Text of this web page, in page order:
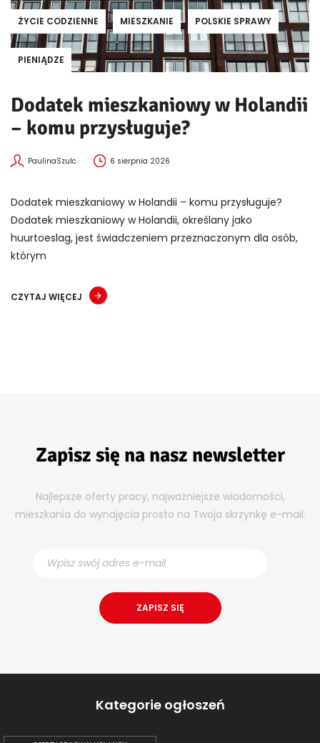
ŻYCIE CODZIENNE MIESZKANIE POLSKIE SPRAWY
PIENIĄDZE
Dodatek mieszkaniowy w Holandii
– komu przysługuje?
PaulinaSzulc 6 sierpnia 2026
Dodatek mieszkaniowy w Holandii – komu przysługuje?
Dodatek mieszkaniowy w Holandii, określany jako
huurtoeslag, jest świadczeniem przeznaczonym dla osób,
którym
CZYTAJ WIĘCEJ
Zapisz się na nasz newsletter
Najlepsze oferty pracy, najważniejsze wiadomości,
mieszkania do wynajęcia prosto na Twoja skrzynkę e-mail.
Kategorie ogłoszeń